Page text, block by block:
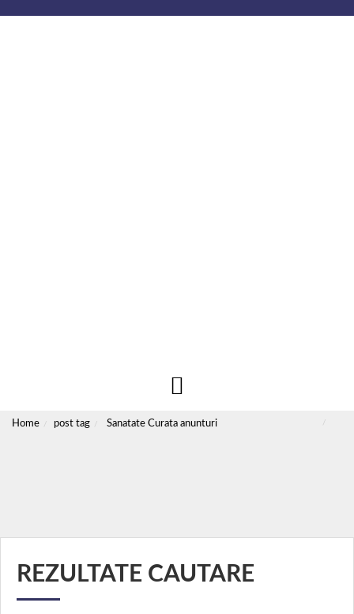
Home post tag Sanatate Curata anunturi
REZULTATE CAUTARE